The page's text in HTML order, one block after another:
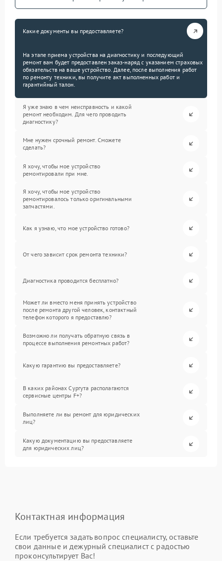
Какие документы вы предоставляете?
На этапе приема устройства на диагностику и последующий
ремонт вам будет предоставлен заказ-наряд с указанием страховых
обязательств на ваше устройство. Далее, после выполнения работ
по ремонту техники, вы получите акт выполненных работ и
гарантийный талон.
Я уже знаю в чем неисправность и какой
ремонт необходим. Для чего проводить
диагностику?
Мне нужен срочный ремонт. Сможете
сделать?
Я хочу, чтобы мое устройство
ремонтировали при мне.
Я хочу, чтобы мое устройство
ремонтировалось только оригинальными
запчастями.
Как я узнаю, что мое устройство готово?
От чего зависит срок ремонта техники?
Диагностика проводится бесплатно?
Может ли вместо меня принять устройство
после ремонта другой человек, контактный
телефон которого я предоставлю?
Возможно ли получать обратную связь в
процессе выполнения ремонтных работ?
Какую гарантию вы предоставляете?
В каких районах Сургута располагаются
сервисные центры F+?
Выполняете ли вы ремонт для юридических
лиц?
Какую документацию вы предоставляете
для юридических лиц?
Контактная информация
Если требуется задать вопрос специалисту, оставьте
свои данные и дежурный специалист с радостью
проконсультирует Вас!